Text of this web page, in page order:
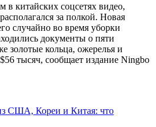
в китайских соцсетях видео,
за полкой. Новая
случайно во время уборки
документы о пяти
золотые кольца, ожерелья и
тысяч, сообщает издание Ningbo
США, Кореи и Китая: что